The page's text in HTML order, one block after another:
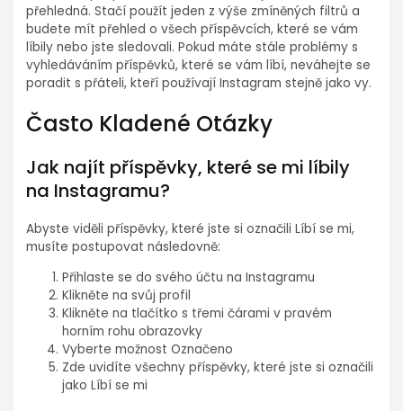
přehledná. Stačí použít jeden z výše zmíněných filtrů a
budete mít přehled o všech příspěvcích, které se vám
líbily nebo jste sledovali. Pokud máte stále problémy s
vyhledáváním příspěvků, které se vám líbí, neváhejte se
poradit s přáteli, kteří používají Instagram stejně jako vy.
Často Kladené Otázky
Jak najít příspěvky, které se mi líbily
na Instagramu?
Abyste viděli příspěvky, které jste si označili Líbí se mi,
musíte postupovat následovně:
Přihlaste se do svého účtu na Instagramu
Klikněte na svůj profil
Klikněte na tlačítko s třemi čárami v pravém
horním rohu obrazovky
Vyberte možnost Označeno
Zde uvidíte všechny příspěvky, které jste si označili
jako Líbí se mi